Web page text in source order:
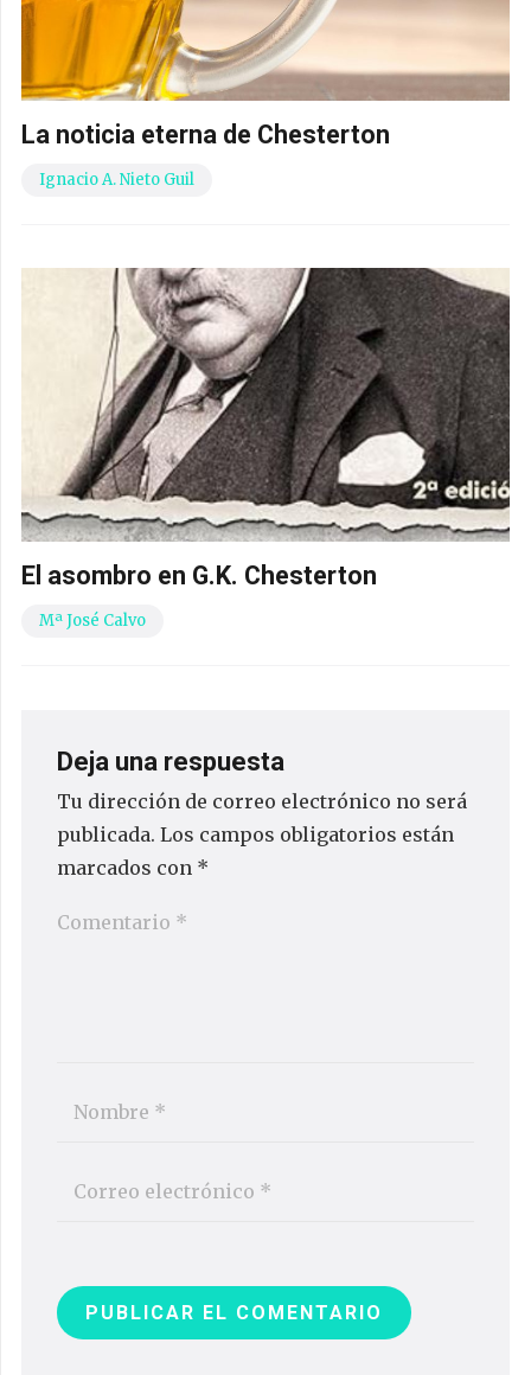
La noticia eterna de Chesterton
Ignacio A. Nieto Guil
El asombro en G.K. Chesterton
Mª José Calvo
Deja una respuesta
Tu dirección de correo electrónico no será
publicada. Los campos obligatorios están
marcados con *
PUBLICAR EL COMENTARIO